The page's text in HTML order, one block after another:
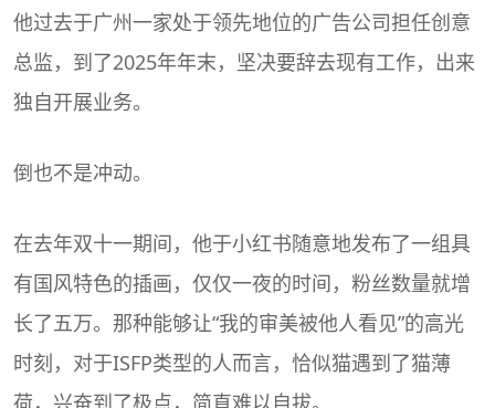
他过去于广州一家处于领先地位的广告公司担任创意
总监，到了2025年年末，坚决要辞去现有工作，出来
独自开展业务。
倒也不是冲动。
在去年双十一期间，他于小红书随意地发布了一组具
有国风特色的插画，仅仅一夜的时间，粉丝数量就增
长了五万。那种能够让“我的审美被他人看见”的高光
时刻，对于ISFP类型的人而言，恰似猫遇到了猫薄
荷，兴奋到了极点，简直难以自拔。